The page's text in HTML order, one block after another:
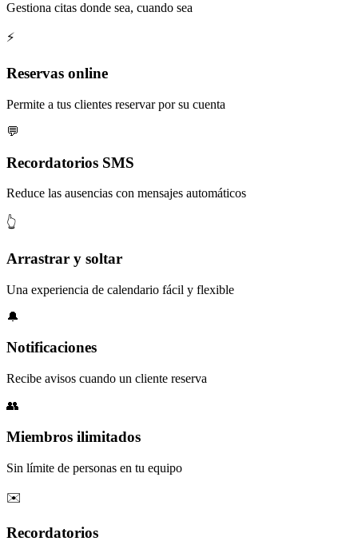
Gestiona citas donde sea, cuando sea
⚡️
Reservas online
Permite a tus clientes reservar por su cuenta
💬
Recordatorios SMS
Reduce las ausencias con mensajes automáticos
👆
Arrastrar y soltar
Una experiencia de calendario fácil y flexible
🔔
Notificaciones
Recibe avisos cuando un cliente reserva
👥
Miembros ilimitados
Sin límite de personas en tu equipo
✉️
Recordatorios